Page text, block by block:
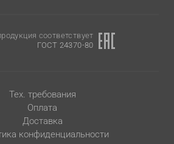
соответствует
ГОСТ 24370-80
Тех. требования
Оплата
Доставка
конфиденциальности